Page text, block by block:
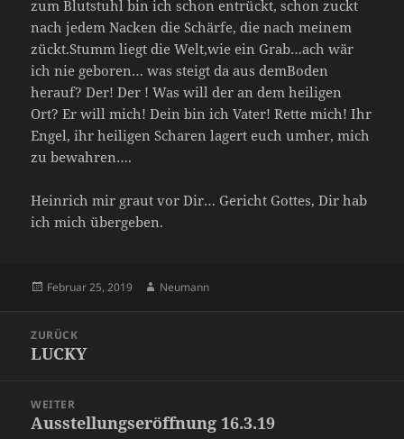
zum Blutstuhl bin ich schon entrückt, schon zuckt
nach jedem Nacken die Schärfe, die nach meinem
zückt.Stumm liegt die Welt,wie ein Grab…ach wär
ich nie geboren… was steigt da aus demBoden
herauf? Der! Der ! Was will der an dem heiligen
Ort? Er will mich! Dein bin ich Vater! Rette mich! Ihr
Engel, ihr heiligen Scharen lagert euch umher, mich
zu bewahren….
Heinrich mir graut vor Dir… Gericht Gottes, Dir hab
ich mich übergeben.
Veröffentlicht
Februar 25, 2019 Autor
Neumann
Navigation
ZURÜCK
Vorheriger
LUCKY
WEITER
Nächster
Ausstellungseröffnung 16.3.19